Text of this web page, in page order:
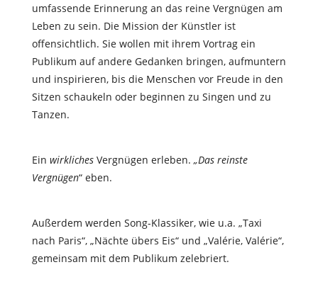
umfassende Erinnerung an das reine Vergnügen am
Leben zu sein. Die Mission der Künstler ist
offensichtlich. Sie wollen mit ihrem Vortrag ein
Publikum auf andere Gedanken bringen, aufmuntern
und inspirieren, bis die Menschen vor Freude in den
Sitzen schaukeln oder beginnen zu Singen und zu
Tanzen.
Ein wirklichesVergnügen erleben. „Das reinste
Vergnügen“ eben.
Außerdem werden Song-Klassiker, wie u.a. „Taxi
nach Paris“, „Nächte übers Eis“ und „Valérie, Valérie“,
gemeinsam mit dem Publikum zelebriert.